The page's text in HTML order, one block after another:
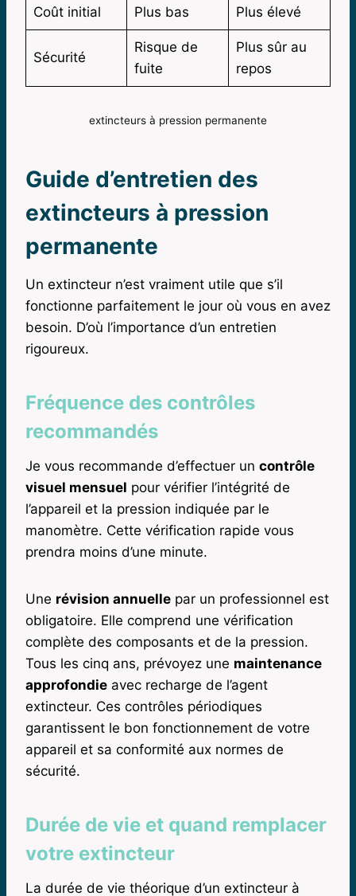
Coût initial Plus bas Plus élevé
Sécurité
Risque de
fuite
Plus sûr au
repos
extincteurs à pression permanente
Guide d’entretien des
extincteurs à pression
permanente
Un extincteur n’est vraiment utile que s’il
fonctionne parfaitement le jour où vous en avez
besoin. D’où l’importance d’un entretien
rigoureux.
Fréquence des contrôles
recommandés
Je vous recommande d’effectuer un contrôle
visuel mensuel pour vérifier l’intégrité de
l’appareil et la pression indiquée par le
manomètre. Cette vérification rapide vous
prendra moins d’une minute.
Une révision annuelle par un professionnel est
obligatoire. Elle comprend une vérification
complète des composants et de la pression.
Tous les cinq ans, prévoyez une maintenance
approfondie avec recharge de l’agent
extincteur. Ces contrôles périodiques
garantissent le bon fonctionnement de votre
appareil et sa conformité aux normes de
sécurité.
Durée de vie et quand remplacer
votre extincteur
La durée de vie théorique d’un extincteur à